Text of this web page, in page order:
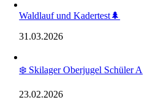
Waldlauf und Kadertest🌲
31.03.2026
❄️ Skilager Oberjugel Schüler A
23.02.2026